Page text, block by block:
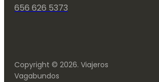
656 626 5373
Copyright © 2026. Viajeros
Vagabundos